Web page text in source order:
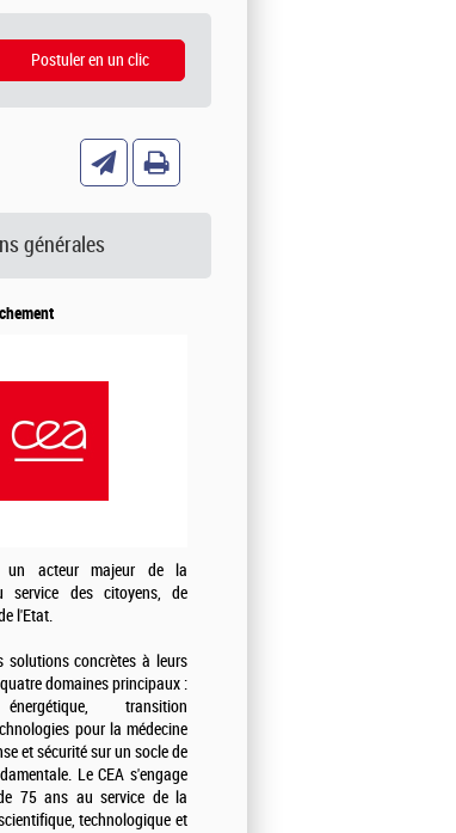
générales
un acteur majeur de la
service des citoyens, de
l'Etat.
solutions concrètes à leurs
domaines principaux :
transition
pour la médecine
et sécurité sur un socle de
Le CEA s'engage
75 ans au service de la
technologique et